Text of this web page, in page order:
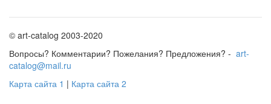
© art-catalog 2003-2020
Вопросы? Комментарии? Пожелания? Предложения? - art-
catalog@mail.ru
Карта сайта 1 | Карта сайта 2